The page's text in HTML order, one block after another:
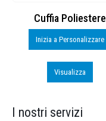
Cuffia Poliestere
Inizia a Personalizzare
Visualizza
I nostri servizi